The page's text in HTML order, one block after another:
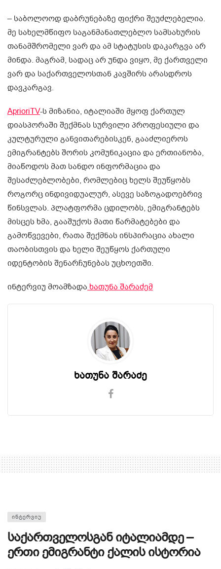
– საბოლოოდ დაბრუნებაზე ფიქრი შეუძლებელია.
მე სახელმწიფო საგანმანათლებლო სამსახურის
თანამშრომელი ვარ და ამ სტატუსის დაკარგვა არ
მინდა. მაგრამ, სადაც არ უნდა ვიყო, მე ქართველი
ვარ და საქართველოსთან კავშირს არასდროს
დავკარგავ.
AprioriTV-ს მიზანია, იტალიაში მყოფ ქართულ
დიასპორაში შექმნას სურვილი პროფესიული და
კულტურული განვითარებისკენ, გააძლიეროს
ემიგრანტებს შორის კომუნიკაცია და ერთიანობა,
მიაწოდოს მათ სანდო ინფორმაცია და
შესაძლებლობები, რომლებიც ხელს შეუწყობს
როგორც ინდივიდუალურ, ასევე საზოგადოებრივ
წინსვლას. პლატფორმა ცდილობს, ემიგრანტებს
მისცეს ხმა, გააშუქოს მათი წარმატებები და
გამოწვევები, რათა შექმნას ინსპირაცია ახალი
თაობისთვის და ხელი შეუწყოს ქართული
იდენტობის შენარჩუნებას უცხოეთში.
ინტერვიუ მოამზადა ხათუნა შარაძემ
ხათუნა შარაძე
ᲘᲜᲢᲔᲠᲕᲘᲣ
საქართველოსგან იტალიამდე –
ერთი ემიგრანტი ქალის ისტორია